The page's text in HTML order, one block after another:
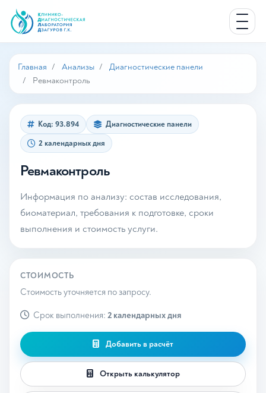
Главная Анализы
Диагностические панели
Ревмаконтроль
Код: 93.894
Диагностические панели
2 календарных дня
Ревмаконтроль
Информация по анализу: состав исследования,
биоматериал, требования к подготовке, сроки
выполнения и стоимость услуги.
СТОИМОСТЬ
Стоимость уточняется по запросу.
Срок выполнения: 2 календарных дня
Добавить в расчёт
Открыть калькулятор